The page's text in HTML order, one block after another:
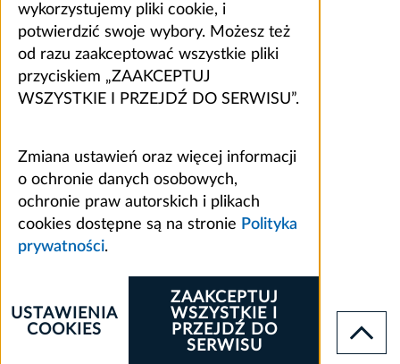
wykorzystujemy pliki cookie, i
potwierdzić swoje wybory. Możesz też
od razu zaakceptować wszystkie pliki
przyciskiem „ZAAKCEPTUJ
WSZYSTKIE I PRZEJDŹ DO SERWISU”.
Zmiana ustawień oraz więcej informacji
o ochronie danych osobowych,
ochronie praw autorskich i plikach
cookies dostępne są na stronie Polityka
prywatności.
ZAAKCEPTUJ
WSZYSTKIE I
PRZEJDŹ DO
SERWISU
USTAWIENIA
COOKIES